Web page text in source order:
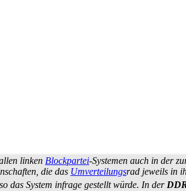
linken Blockpartei-Systemen auch in der
die das Umverteilungs­rad jeweils in
das System infrage gestellt würde. In der